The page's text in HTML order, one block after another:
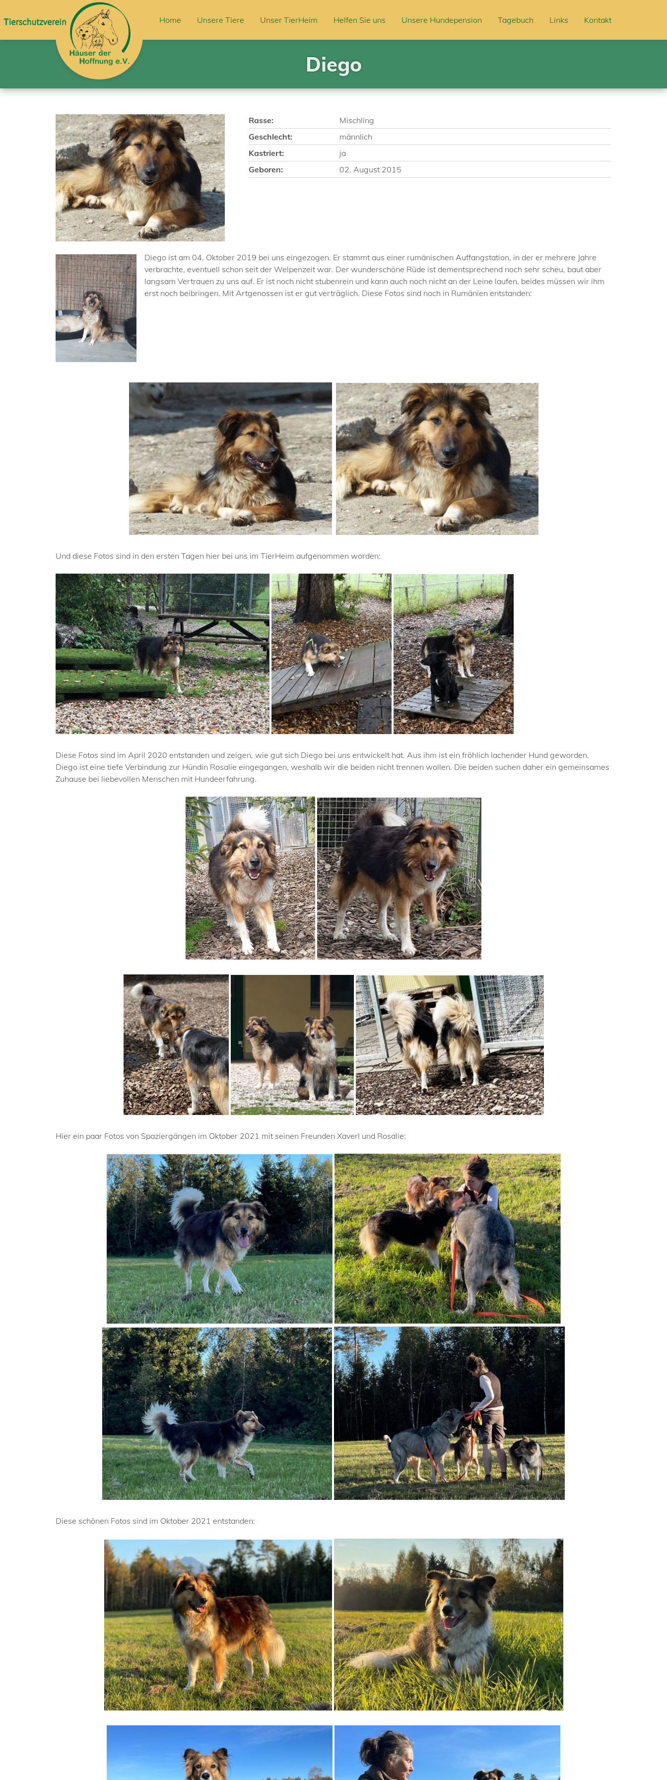
Home Unsere Tiere Unser TierHeim Helfen Sie uns Unsere Hundepension Tagebuch Links Kontakt
Diego
Rasse:
Mischling
Geschlecht:
männlich
Kastriert:
ja
Geboren:
02. August 2015
Diego ist am 04. Oktober 2019 bei uns eingezogen. Er stammt aus einer rumänischen Auffangstation, in der er mehrere Jahre
verbrachte, eventuell schon seit der Welpenzeit war. Der wunderschöne Rüde ist dementsprechend noch sehr scheu, baut aber
langsam Vertrauen zu uns auf. Er ist noch nicht stubenrein und kann auch noch nicht an der Leine laufen, beides müssen wir ihm
erst noch beibringen. Mit Artgenossen ist er gut verträglich. Diese Fotos sind noch in Rumänien entstanden:
Und diese Fotos sind in den ersten Tagen hier bei uns im TierHeim aufgenommen worden:
Diese Fotos sind im April 2020 entstanden und zeigen, wie gut sich Diego bei uns entwickelt hat. Aus ihm ist ein fröhlich lachender Hund geworden.
Diego ist eine tiefe Verbindung zur Hündin Rosalie eingegangen, weshalb wir die beiden nicht trennen wollen. Die beiden suchen daher ein gemeinsames
Zuhause bei liebevollen Menschen mit Hundeerfahrung.
Hier ein paar Fotos von Spaziergängen im Oktober 2021 mit seinen Freunden Xaverl und Rosalie:
Diese schönen Fotos sind im Oktober 2021 entstanden: